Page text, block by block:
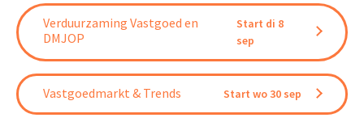
Verduurzaming Vastgoed en
DMJOP
Start di 8
sep
Vastgoedmarkt & Trends Start wo 30 sep